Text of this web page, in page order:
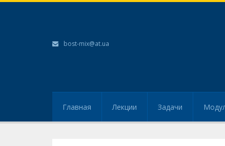
bost-mix@at.ua
Главная Лекции Задачи